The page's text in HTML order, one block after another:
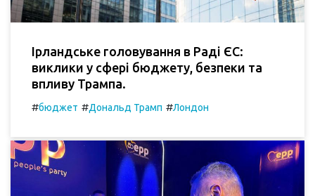
Ірландське головування в Раді ЄС:
виклики у сфері бюджету, безпеки та
впливу Трампа.
#бюджет #Дональд Трамп #Лондон